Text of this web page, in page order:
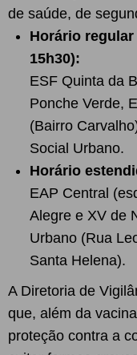
de saúde, de
Horário regular
15h30):
ESF Quinta da
Ponche Verde,
(Bairro
Social Urbano.
Horário
EAP Central
Alegre e XV de
Urbano (Rua
Santa Helena).
A Diretoria de
que, além da
proteção contra a